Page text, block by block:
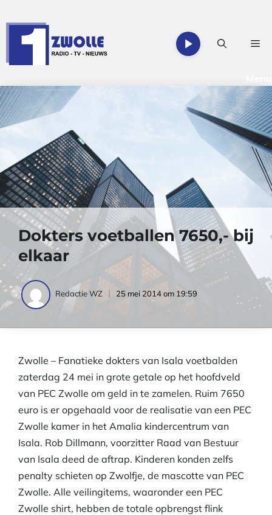
naar
Dokters voetballen 7650,- bij
elkaar
Redactie WZ 25 mei 2014 om 19:59
Zwolle – Fanatieke dokters van Isala voetbalden
zaterdag 24 mei in grote getale op het hoofdveld
van PEC Zwolle om geld in te zamelen. Ruim 7650
euro is er opgehaald voor de realisatie van een PEC
Zwolle kamer in het Amalia kindercentrum van
Isala. Rob Dillmann, voorzitter Raad van Bestuur
van Isala deed de aftrap. Kinderen konden zelfs
penalty schieten op Zwolfje, de mascotte van PEC
Zwolle. Alle veilingitems, waaronder een PEC
Zwolle shirt, hebben de totale opbrengst flink